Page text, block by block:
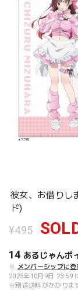
彼女、お借りし
ド)
¥495
14 あるじゃんポ
※ メンバーシップに登
2025年10月9日 23:59
※別途送料がかかりま